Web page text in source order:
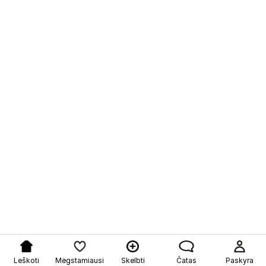
Leškoti Mėgstamiausi Skelbti Čatas Paskyra